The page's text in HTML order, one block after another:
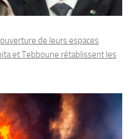
de leurs espaces
et Tebboune rétablissent les